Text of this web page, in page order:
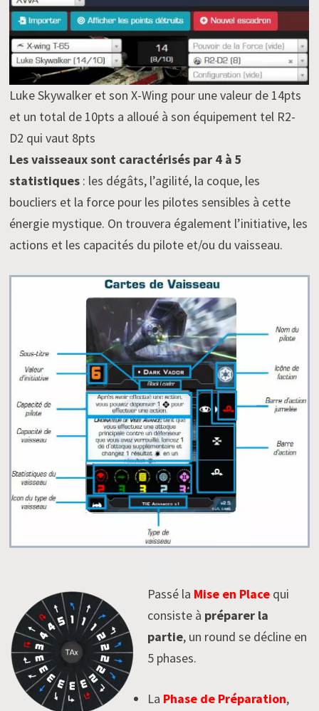
Luke Skywalker et son X-Wing pour une valeur de 14pts
et un total de 10pts a alloué à son équipement tel R2-
D2 qui vaut 8pts
Les vaisseaux sont caractérisés par 4 à 5
statistiques : les dégâts, l’agilité, la coque, les
boucliers et la force pour les pilotes sensibles à cette
énergie mystique. On trouvera également l’initiative, les
actions et les capacités du pilote et/ou du vaisseau.
Passé la Mise en Place qui
consiste à préparer la
partie, un round se décline en
5 phases.
La Phase de Préparation,